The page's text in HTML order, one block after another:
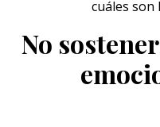
cuáles son
No